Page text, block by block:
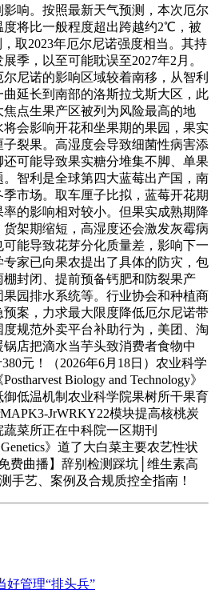
响。按照最新天气预测，本次厄尔
度将比一般程度超出跨越约2℃，被
取2023年厄尔尼诺强度相当。其持
季，以至可能耽误至2027年2月。
尼诺的影响区域较着南移，从智利
延长到南部的洛斯拉戈斯大区，此
点生果产区被列为风险最高的地
会影响开花和坐果期的果园，果实
裂果。高湿度会导致细菌性病害添
可能导致果实糖分堆集不脚、单果
智利是全球第四大蓝莓出产国，南
市场。取车厘子比拟，蓝莓开花期
的影响相对较小。但果实成熟期降
架期缩短，高湿度还会激发灰霉病
能导致花芽分化质量差，影响下一
家已向果农提出了具体的防灾，包
封闭、提前预备钙肥和防裂果产
园排水系统等。行业协会和种植商
案，力求最大限度降低厄尔尼诺带
规范外卖平台补助行为，美团、淘
店把滴水当芋头致消费者食物中
元！（2026年6月18日）农业科学
Biology and Technology》
低温机制农业科学院果树所干果育
JrWRKY22模块提高核桃炭
菜所正在中科院一区期刊
Genetics》道了大白菜主要农艺性状
费曲播】辞别检测踩坑│维生素高
手艺、案例及合规质控全指南！
好管理“排头兵”